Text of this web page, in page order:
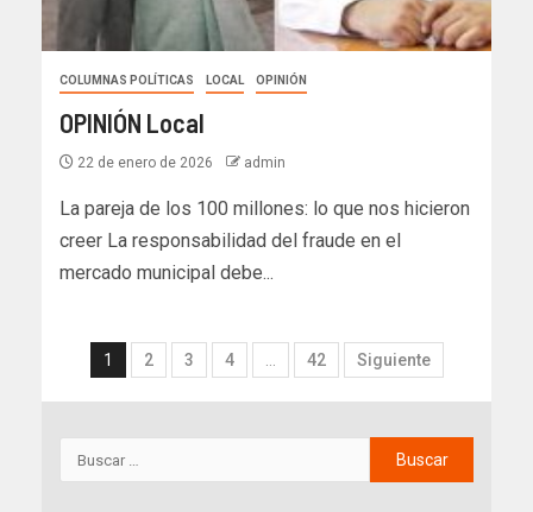
COLUMNAS POLÍTICAS LOCAL OPINIÓN
OPINIÓN Local
22 de enero de 2026 admin
La pareja de los 100 millones: lo que nos hicieron
creer La responsabilidad del fraude en el
mercado municipal debe...
1 2 3 4 … 42 Siguiente